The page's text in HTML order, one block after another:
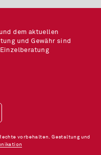
dem aktuellen
und Gewähr sind
vorbehalten. Gestaltung und